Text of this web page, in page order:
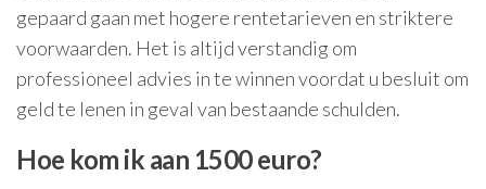
gepaard gaan met hogere rentetarieven en striktere
voorwaarden. Het is altijd verstandig om
professioneel advies in te winnen voordat u besluit om
geld te lenen in geval van bestaande schulden.
Hoe kom ik aan 1500 euro?